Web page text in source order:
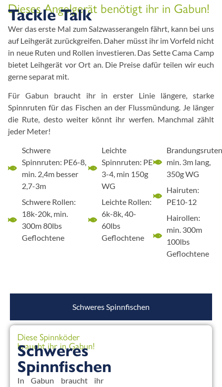
Dieses Angelgerät benötigt ihr in Gabun!
Tackle Talk
Wer das erste Mal zum Salzwasserangeln fährt, kann bei uns
auf Leihgerät zurückgreifen. Daher müsst ihr im Vorfeld nicht
in neue Ruten und Rollen investieren. Das Sette Cama Camp
bietet Leihgerät vor Ort an. Die Preise dafür teilen wir euch
gerne separat mit.
Für Gabun braucht ihr in erster Linie längere, starke
Spinnruten für das Fischen an der Flussmündung. Je länger
die Rute, desto weiter könnt ihr werfen. Manchmal zählt
jeder Meter!
Schwere
Spinnruten: PE6-8,
min. 2,4m besser
2,7-3m
Schwere Rollen:
18k-20k, min.
300m 80lbs
Geflochtene
Leichte
Spinnruten: PE
3-4, min 150g
WG
Leichte Rollen:
6k-8k, 40-
60lbs
Geflochtene
min. 3m lang,
350g WG
Hairuten:
PE10-12
Hairollen:
min. 300m
100lbs
Geflochtene
Schweres Spinnfischen
Diese Spinnköder
braucht ihr in Gabun!
Schweres
Spinnfischen
In Gabun braucht ihr